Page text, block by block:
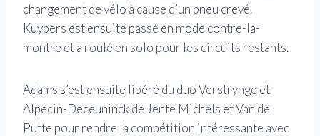
changement de vélo à cause d’un pneu crevé.
Kuypers est ensuite passé en mode contre-la-
montre et a roulé en solo pour les circuits restants.
Adams s’est ensuite libéré du duo Verstrynge et
Alpecin-Deceuninck de Jente Michels et Van de
Putte pour rendre la compétition intéressante avec